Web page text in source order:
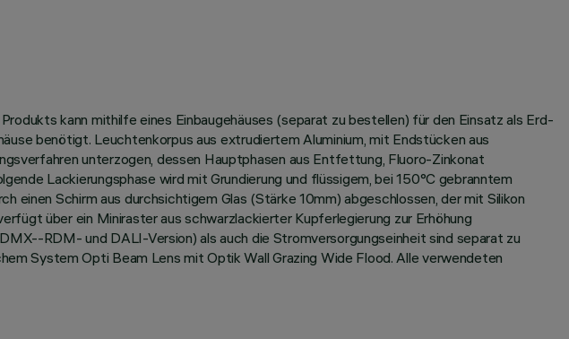
kann mithilfe eines Einbaugehäuses (separat zu bestellen) für den Einsatz als Erd-
benötigt. Leuchtenkorpus aus extrudiertem Aluminium, mit Endstücken aus
unterzogen, dessen Hauptphasen aus Entfettung, Fluoro-Zinkonat
Lackierungsphase wird mit Grundierung und flüssigem, bei 150°C gebranntem
Schirm aus durchsichtigem Glas (Stärke 10mm) abgeschlossen, der mit Silikon
über ein Miniraster aus schwarzlackierter Kupferlegierung zur Erhöhung
RDM- und DALI-Version) als auch die Stromversorgungseinheit sind separat zu
System Opti Beam Lens mit Optik Wall Grazing Wide Flood. Alle verwendeten